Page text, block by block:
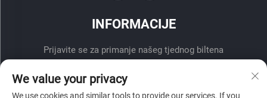
INFORMACIJE
Prijavite se za primanje našeg tjednog biltena
We value your privacy
We use cookies and similar tools to provide our services. If you